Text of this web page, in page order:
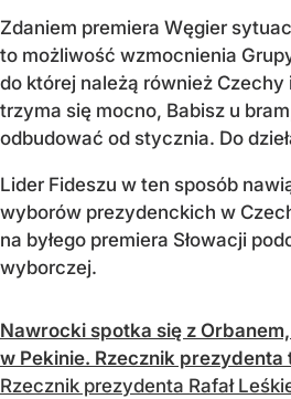
Zdaniem premiera Węgier
to możliwość wzmocnienia
do której należą również Czechy
trzyma się mocno, Babisz u
odbudować od stycznia. Do
Lider Fideszu w ten sposób
wyborów prezydenckich w
na byłego premiera Słowacji
wyborczej.
Nawrocki spotka się z Orbanem,
w Pekinie. Rzecznik prezydenta
Rzecznik prezydenta Rafał